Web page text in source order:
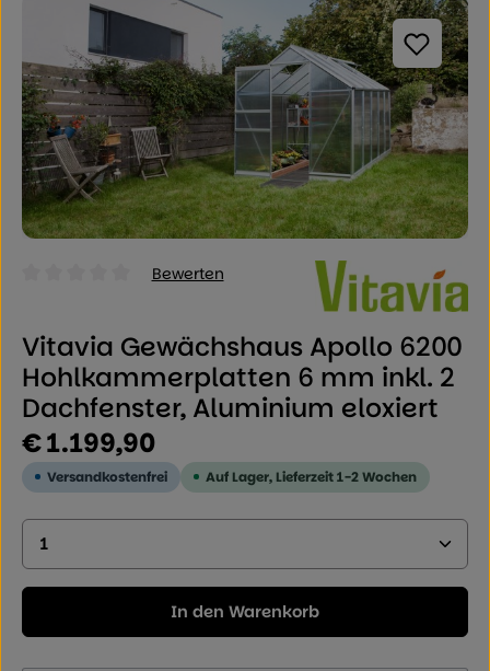
Durchschnittliche Bewertung von 0 von 5 Sternen
Bewerten
Vitavia Gewächshaus Apollo 6200
Hohlkammerplatten 6 mm inkl. 2
Dachfenster, Aluminium eloxiert
Regulärer Preis:
€ 1.199,90
Versandkostenfrei Auf Lager, Lieferzeit 1-2 Wochen
Produkt Anzahl: Geben Sie den gewünschten
In den Warenkorb